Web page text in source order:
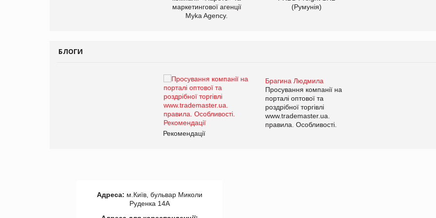
маркетингової агенції
Myka Agency.
(Румунія)
БЛОГИ
Брагина Людмила
Просування компанії на
порталі оптової та
роздрібної торгівлі
www.trademaster.ua.
правила. Особливості.
Рекомендації
Адреса: м.Київ, бульвар Миколи
Руденка 14А